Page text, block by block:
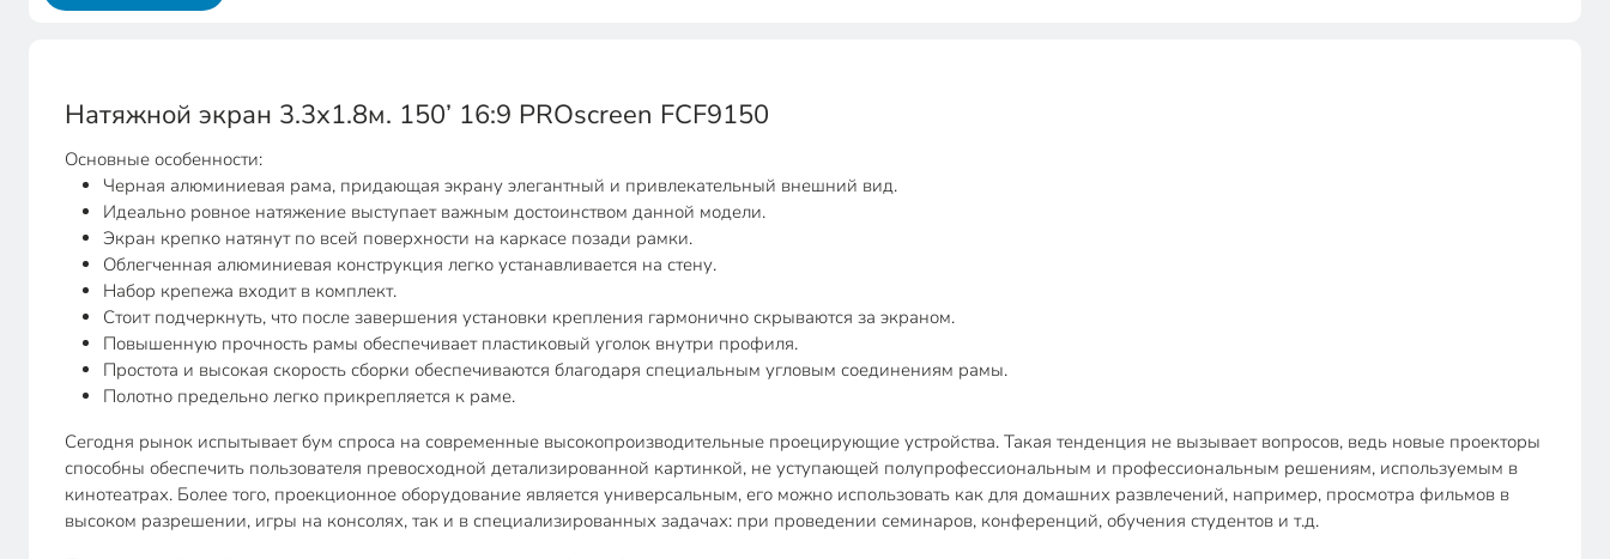
Натяжной экран 3.3х1.8м. 150’ 16:9 PROscreen FCF9150
Основные особенности:
Черная алюминиевая рама, придающая экрану элегантный и привлекательный внешний вид.
Идеально ровное натяжение выступает важным достоинством данной модели.
Экран крепко натянут по всей поверхности на каркасе позади рамки.
Облегченная алюминиевая конструкция легко устанавливается на стену.
Набор крепежа входит в комплект.
Стоит подчеркнуть, что после завершения установки крепления гармонично скрываются за экраном.
Повышенную прочность рамы обеспечивает пластиковый уголок внутри профиля.
Простота и высокая скорость сборки обеспечиваются благодаря специальным угловым соединениям рамы.
Полотно предельно легко прикрепляется к раме.
Сегодня рынок испытывает бум спроса на современные высокопроизводительные проецирующие устройства. Такая тенденция не вызывает вопросов, ведь новые проекторы
способны обеспечить пользователя превосходной детализированной картинкой, не уступающей полупрофессиональным и профессиональным решениям, используемым в
кинотеатрах. Более того, проекционное оборудование является универсальным, его можно использовать как для домашних развлечений, например, просмотра фильмов в
высоком разрешении, игры на консолях, так и в специализированных задачах: при проведении семинаров, конференций, обучения студентов и т.д.